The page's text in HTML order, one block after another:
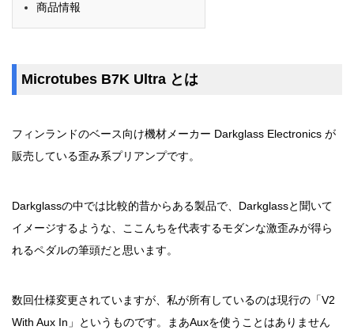
商品情報
Microtubes B7K Ultra とは
フィンランドのベース向け機材メーカー Darkglass Electronics が
販売している歪み系プリアンプです。
Darkglassの中では比較的昔からある製品で、Darkglassと聞いて
イメージするような、ここんちを代表するモダンな激歪みが得ら
れるペダルの筆頭だと思います。
数回仕様変更されていますが、私が所有しているのは現行の「V2
With Aux In」というものです。まあAuxを使うことはありません